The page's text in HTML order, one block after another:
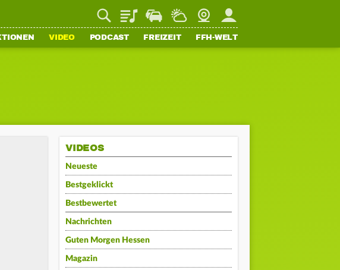
PlaylistStaupilotWetterWebcamMein FFH
VIDEO PODCAST FREIZEIT FFH-WELT
VIDEOS
Neueste
Bestgeklickt
Bestbewertet
Nachrichten
Guten Morgen Hessen
Magazin